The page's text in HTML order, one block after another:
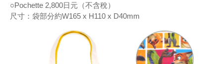
○Pochette 2,800日元（不含稅）
尺寸：袋部分約W165 x H110 x D40mm